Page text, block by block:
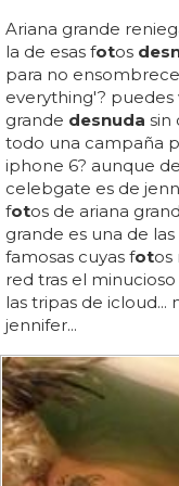
Ariana grande
la de esas fotos
para no
everything'? puedes
grande desnuda sin
todo una campaña
iphone 6? aunque
celebgate es de
fotos de ariana
grande es una de
famosas cuyas fotos
red tras el
las tripas de
jennifer...